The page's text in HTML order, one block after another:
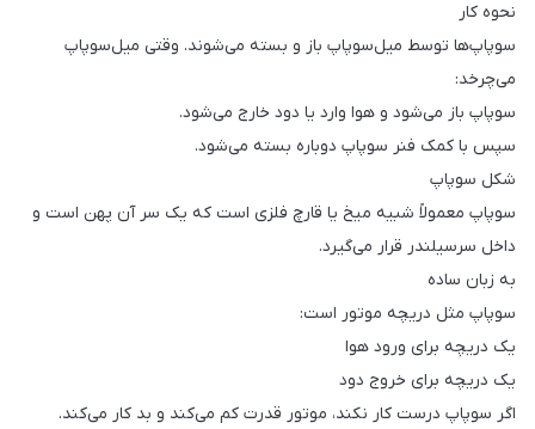
نحوه کار
سوپاپ‌ها توسط میل‌سوپاپ باز و بسته می‌شوند. وقتی میل‌سوپاپ
می‌چرخد:
سوپاپ باز می‌شود و هوا وارد یا دود خارج می‌شود.
سپس با کمک فنر سوپاپ دوباره بسته می‌شود.
شکل سوپاپ
سوپاپ معمولاً شبیه میخ یا قارچ فلزی است که یک سر آن پهن است و
داخل سرسیلندر قرار می‌گیرد.
به زبان ساده
سوپاپ مثل دریچه موتور است:
یک دریچه برای ورود هوا
یک دریچه برای خروج دود
اگر سوپاپ درست کار نکند، موتور قدرت کم می‌کند و بد کار می‌کند.